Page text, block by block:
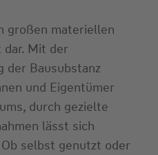
großen materiellen
dar. Mit der
der Bausubstanz
und Eigentümer
durch gezielte
lässt sich
selbst genutzt oder